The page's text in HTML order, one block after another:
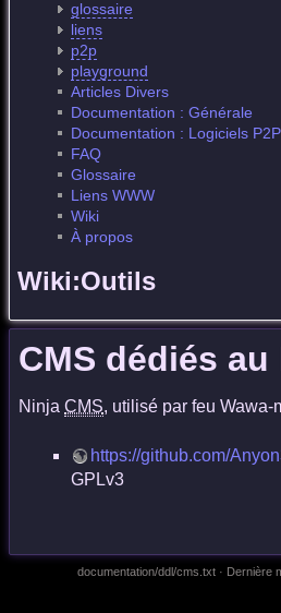
glossaire
liens
p2p
playground
Articles Divers
Documentation : Générale
Documentation : Logiciels P2P
FAQ
Glossaire
Liens WWW
Wiki
À propos
Wiki:Outils
CMS dédiés au
Ninja CMS, utilisé par feu Wawa-
https://github.com/
GPLv3
documentation/ddl/cms.txt · Dernière